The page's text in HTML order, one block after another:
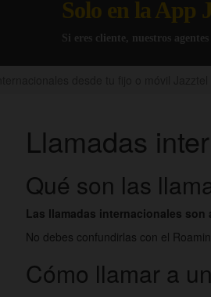
Solo en la App
Si eres cliente, nuestros
Llamadas
Qué son las
Las llamadas internacionales son
No debes confundirlas con el
Cómo llamar a